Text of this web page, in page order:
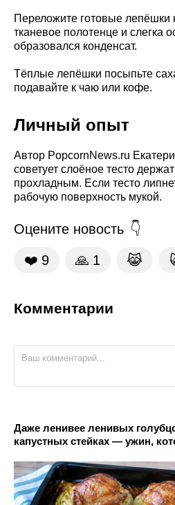
Переложите готовые лепёшки
тканевое полотенце и слегка
образовался конденсат.
Тёплые лепёшки посыпьте
подавайте к чаю или кофе.
Личный опыт
Автор PopcornNews.ru
советует слоёное тесто
прохладным. Если тесто
рабочую поверхность мукой.
Оцените новость
❤️ 9 🙏 1 😹
Комментарии
Даже ленивее ленивых
капустных стейках — ужин,